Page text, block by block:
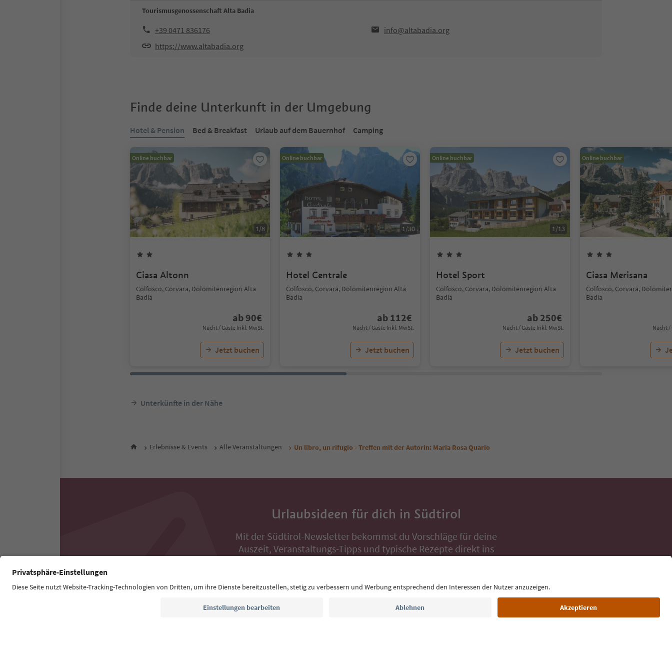
Tourismusgenossenschaft Alta Badia
+39 0471 836176
info@altabadia.org
https://www.altabadia.org
Finde deine Unterkunft in der Umgebung
Hotel & Pension Bed & Breakfast Urlaub auf dem Bauernhof Camping
Online buchbar
1/8
Ciasa Altonn
Colfosco, Corvara, Dolomitenregion Alta
Badia
ab 90€
Nacht / Gäste Inkl. MwSt.
Jetzt buchen
Online buchbar
1/30
Hotel Centrale
Colfosco, Corvara, Dolomitenregion Alta
Badia
ab 112€
Nacht / Gäste Inkl. MwSt.
Jetzt buchen
Online buchbar
1/13
Hotel Sport
Colfosco, Corvara, Dolomitenregion Alta
Badia
ab 250€
Nacht / Gäste Inkl. MwSt.
Jetzt buchen
Online buchbar
Ciasa Merisana
Colfosco, Corvara,
Badia
Nacht /
Unterkünfte in der Nähe
Erlebnisse & Events Alle Veranstaltungen Un libro, un rifugio - Treffen mit der Autorin: Maria Rosa Quario
Urlaubsideen für dich in Südtirol
Mit der Südtirol-Newsletter bekommst du Vorschläge für deine
Auszeit, Veranstaltungs-Tipps und typische Rezepte direkt ins